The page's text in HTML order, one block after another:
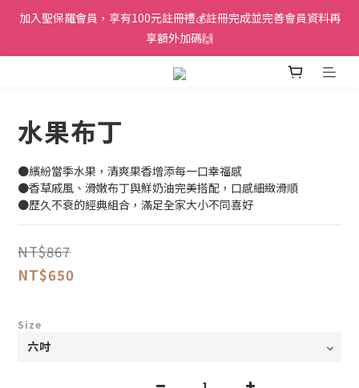
加入聖保羅會員，享有100元註冊禮💰註冊完成並完善會員資料再
享額外加碼🙌
水果布丁
●繽紛當季水果，清爽果香增添每一口幸福感
●香草戚風、滑嫩布丁與鮮奶油完美搭配，口感細緻滑順
●歷久不衰的經典組合，滿足全家大小不同喜好
NT$867
NT$650
Size